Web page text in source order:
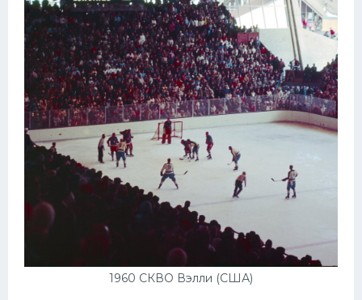
1960 СКВО Вэлли (США)